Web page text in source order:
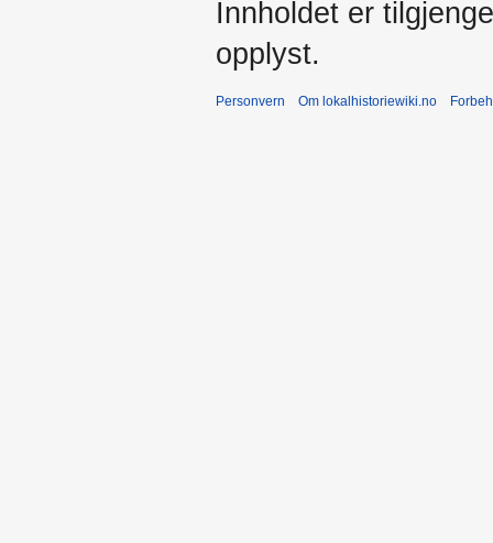
Innholdet er
opplyst.
Personvern Om lokalhistoriewiki.no